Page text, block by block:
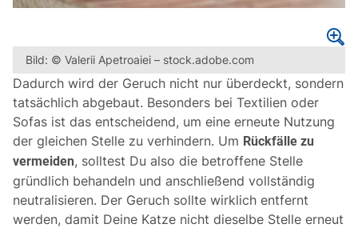
Bild: © Valerii Apetroaiei – stock.adobe.com
Dadurch wird der Geruch nicht nur überdeckt, sondern
tatsächlich abgebaut. Besonders bei Textilien oder
Sofas ist das entscheidend, um eine erneute Nutzung
der gleichen Stelle zu verhindern. Um Rückfälle zu
vermeiden, solltest Du also die betroffene Stelle
gründlich behandeln und anschließend vollständig
neutralisieren. Der Geruch sollte wirklich entfernt
werden, damit Deine Katze nicht dieselbe Stelle erneut